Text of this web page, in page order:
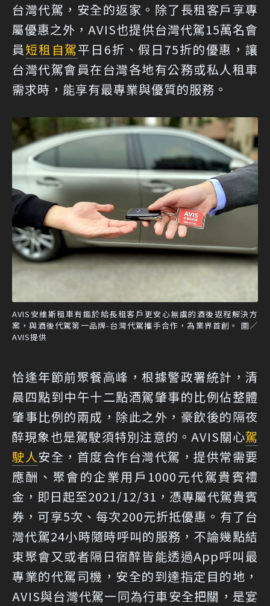
台灣代駕，安全的返家。除了長租客戶享專
屬優惠之外，AVIS也提供台灣代駕15萬名會
員短租自駕平日6折、假日75折的優惠，讓
台灣代駕會員在台灣各地有公務或私人租車
需求時，能享有最專業與優質的服務。
AVIS安維斯租車有鑑於給長租客戶更安心無虞的酒後返程解決方
案，與酒後代駕第一品牌-台灣代駕攜手合作，為業界首創。 圖／
AVIS提供
恰逢年節前聚餐高峰，根據警政署統計，清
晨四點到中午十二點酒駕肇事的比例佔整體
肇事比例的兩成，除此之外，豪飲後的隔夜
醉現象也是駕駛須特別注意的。AVIS關心駕
駛人安全，首度合作台灣代駕，提供常需要
應酬、聚會的企業用戶1000元代駕貴賓禮
金，即日起至2021/12/31，憑專屬代駕貴賓
券，可享5次、每次200元折抵優惠。有了台
灣代駕24小時隨時呼叫的服務，不論幾點結
束聚會又或者隔日宿醉皆能透過App呼叫最
專業的代駕司機，安全的到達指定目的地，
AVIS與台灣代駕一同為行車安全把關，是宴